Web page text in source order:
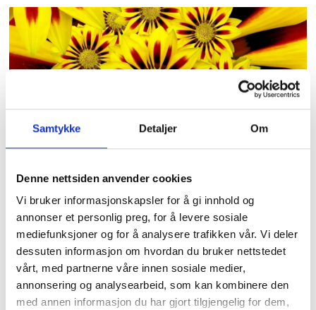
Samtykke Detaljer Om
Denne nettsiden anvender cookies
Vi bruker informasjonskapsler for å gi innhold og
annonser et personlig preg, for å levere sosiale
mediefunksjoner og for å analysere trafikken vår. Vi deler
dessuten informasjon om hvordan du bruker nettstedet
vårt, med partnerne våre innen sosiale medier,
annonsering og analysearbeid, som kan kombinere den
med annen informasjon du har gjort tilgjengelig for dem,
Sommer kommer,
sommer går